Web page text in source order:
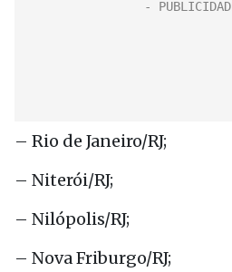
– Rio de Janeiro/RJ;
– Niterói/RJ;
– Nilópolis/RJ;
– Nova Friburgo/RJ;